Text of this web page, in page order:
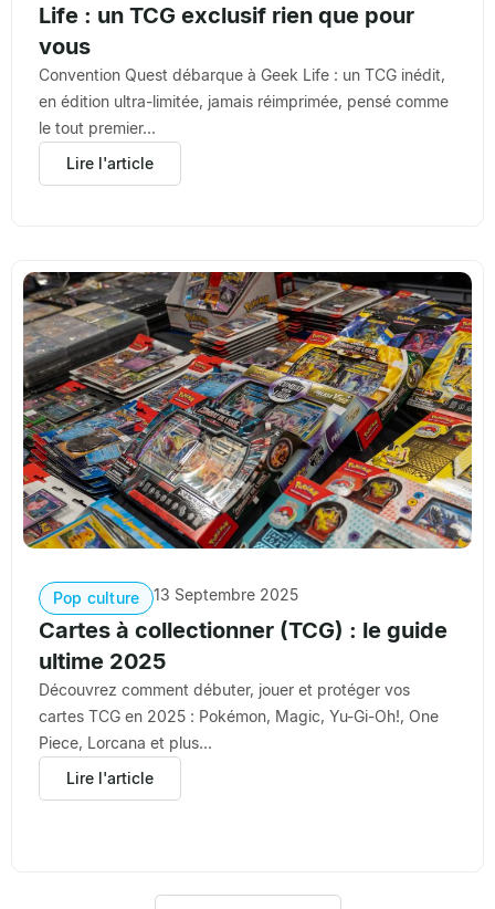
Life : un TCG exclusif rien que pour
vous
Convention Quest débarque à Geek Life : un TCG inédit,
en édition ultra-limitée, jamais réimprimée, pensé comme
le tout premier...
Lire l'article
Pop culture 13 Septembre 2025
Cartes à collectionner (TCG) : le guide
ultime 2025
Découvrez comment débuter, jouer et protéger vos
cartes TCG en 2025 : Pokémon, Magic, Yu-Gi-Oh!, One
Piece, Lorcana et plus...
Lire l'article